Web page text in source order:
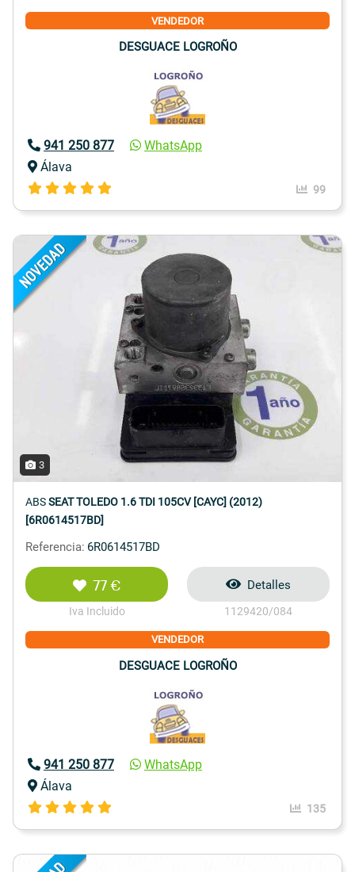
VENDEDOR
DESGUACE LOGROÑO
941 250 877
WhatsApp
Álava
99
3
ABSSEAT TOLEDO 1.6 TDI 105CV [CAYC] (2012)
[6R0614517BD]
Referencia: 6R0614517BD
77 €
Iva Incluido
Detalles
1129420/084
VENDEDOR
DESGUACE LOGROÑO
941 250 877
WhatsApp
Álava
135